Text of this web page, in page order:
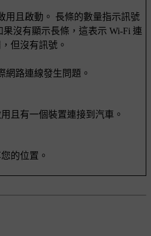
用且啟動。 長條的數量指示訊號
果沒有顯示長條，這表示 Wi-Fi 連
但沒有訊號。
網路連線發生問題。
且有一個裝置連接到汽車。
的位置。